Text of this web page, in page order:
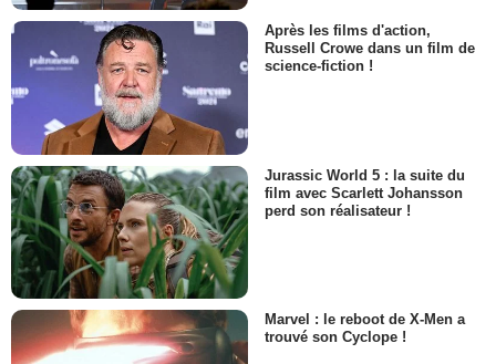
Après les films d'action,
Russell Crowe dans un film de
science-fiction !
Jurassic World 5 : la suite du
film avec Scarlett Johansson
perd son réalisateur !
Marvel : le reboot de X-Men a
trouvé son Cyclope !